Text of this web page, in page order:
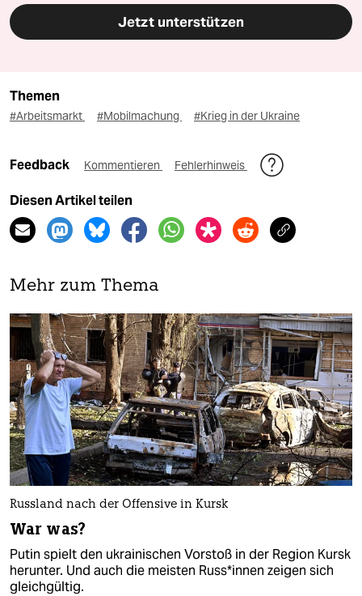
Jetzt unterstützen
Themen
#Arbeitsmarkt #Mobilmachung #Krieg in der Ukraine
Feedback Kommentieren Fehlerhinweis
Diesen Artikel teilen
Mehr zum Thema
Russland nach der Offensive in Kursk
War was?
Putin spielt den ukrainischen Vorstoß in der Region Kursk
herunter. Und auch die meisten Rus­s*in­nen zeigen sich
gleichgültig.